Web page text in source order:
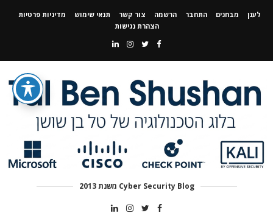
לענן מבחנים התחבר הרשמה צור קשר תנאי שימוש
מדיניות פרטיות
הצהרת נגישות
Cyber Security Blog משנת 2013